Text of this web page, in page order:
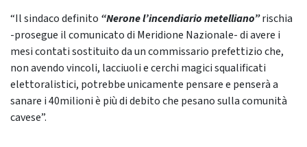
“Il sindaco definito “Nerone l’incendiario metelliano”rischia
-prosegue il comunicato di Meridione Nazionale- di avere i
mesi contati sostituito da un commissario prefettizio che,
non avendo vincoli, lacciuoli e cerchi magici squalificati
elettoralistici, potrebbe unicamente pensare e penserà a
sanare i 40milioni è più di debito che pesano sulla comunità
cavese”.